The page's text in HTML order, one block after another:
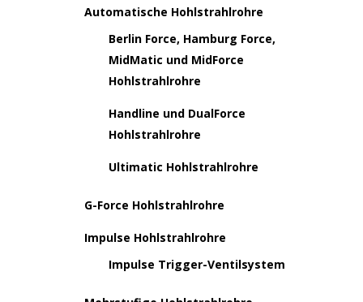
Automatische Hohlstrahlrohre
Berlin Force, Hamburg Force,
MidMatic und MidForce
Hohlstrahlrohre
Handline und DualForce
Hohlstrahlrohre
Ultimatic Hohlstrahlrohre
G-Force Hohlstrahlrohre
Impulse Hohlstrahlrohre
Impulse Trigger-Ventilsystem